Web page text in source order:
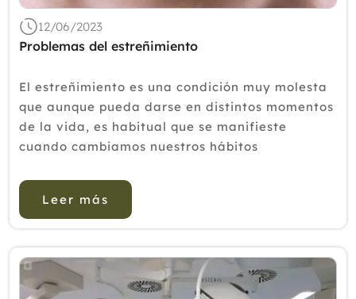
12/06/2023
Problemas del estreñimiento
El estreñimiento es una condición muy molesta
que aunque pueda darse en distintos momentos
de la vida, es habitual que se manifieste
cuando cambiamos nuestros hábitos
que solemos salir y comer más fuera de casa y
alte...Leer más